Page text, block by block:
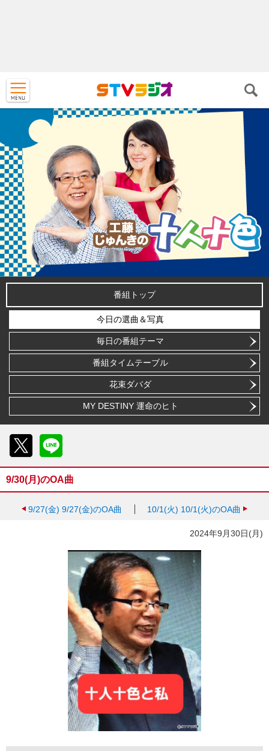
番組トップ
今日の選曲＆写真
毎日の番組テーマ
番組タイムテーブル
花束ダバダ
MY DESTINY 運命のヒト
9/30(月)のOA曲
9/27(金) 9/27(金)のOA曲 10/1(火) 10/1(火)のOA曲
2024年9月30日(月)